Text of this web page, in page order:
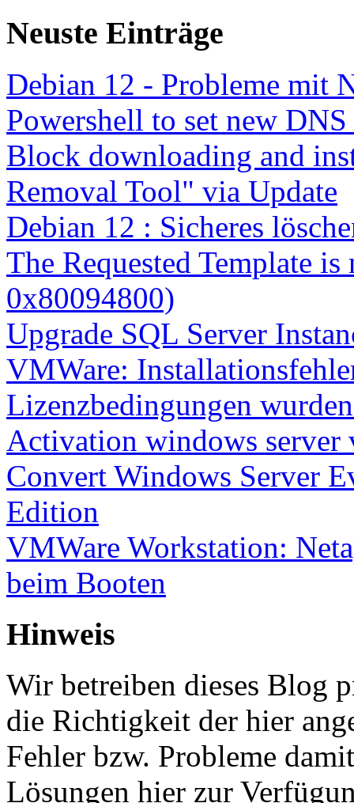
Neuste Einträge
Debian 12 - Probleme mit
Powershell to set new
Block downloading and
Removal Tool" via Update
Debian 12 : Sicheres
The Requested Template
0x80094800)
Upgrade SQL Server
VMWare:
Lizenzbedingungen
Activation windows server
Convert Windows Server
Edition
VMWare Workstation:
beim Booten
Hinweis
Wir betreiben dieses Blog
die Richtigkeit der hier
Fehler bzw. Probleme
Lösungen hier zur